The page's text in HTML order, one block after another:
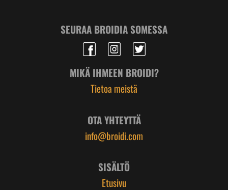
SEURAA BROIDIA SOMESSA
MIKÄ IHMEEN BROIDI?
Tietoa meistä
OTA YHTEYTTÄ
info@broidi.com
SISÄLTÖ
Etusivu